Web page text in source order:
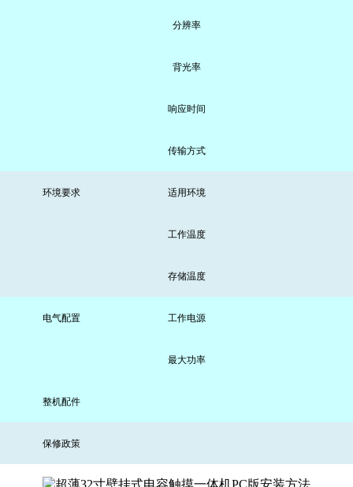
分辨率
背光率
响应时间
传输方式
环境要求 适用环境
工作温度
存储温度
电气配置 工作电源
最大功率
整机配件
保修政策